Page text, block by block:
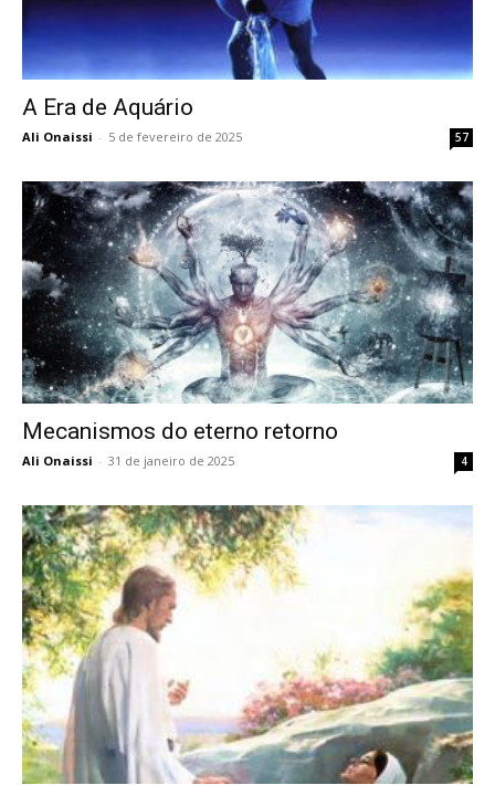
A Era de Aquário
Ali Onaissi - 5 de fevereiro de 2025 57
Mecanismos do eterno retorno
Ali Onaissi - 31 de janeiro de 2025 4